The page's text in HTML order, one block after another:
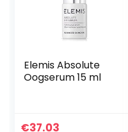
Elemis Absolute
Oogserum 15 ml
€37.03